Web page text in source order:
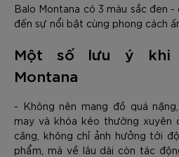
Balo Montana có 3 màu sắc đen
đến sự nổi bật cùng phong cách
Một số lưu ý khi
Montana
- Không nên mang đồ quá
may và khóa kéo thường
căng, không chỉ ảnh hưởng tới
phẩm, mà về lâu dài còn tác